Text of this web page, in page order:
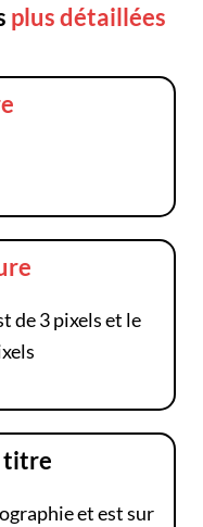
plus détaillées
de 3 pixels et le
titre
et est sur